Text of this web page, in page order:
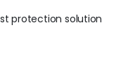
protection solution